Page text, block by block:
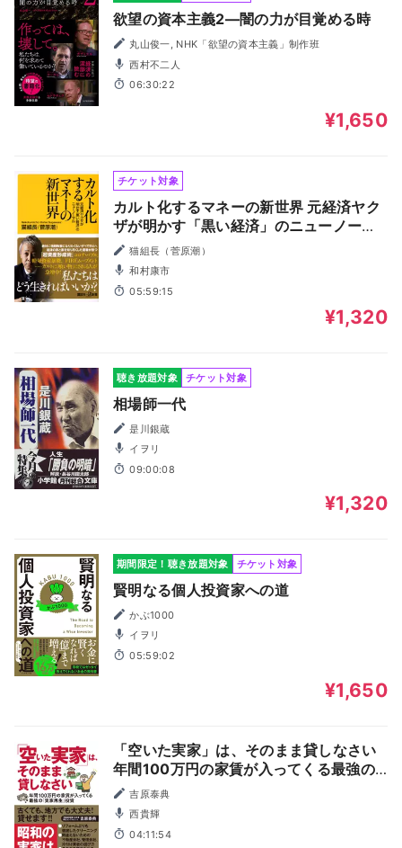
欲望の資本主義2―闇の力が目覚める時
丸山俊一, NHK「欲望の資本主義」制作班
西村不二人
06:30:22
¥1,650
チケット対象
カルト化するマネーの新世界 元経済ヤク
ザが明かす「黒い経済」のニューノーマ
ル 猫組長（菅原潮）
和村康市
05:59:15
¥1,320
聴き放題対象 チケット対象
相場師一代
是川銀蔵
イヲリ
09:00:08
¥1,320
期間限定！聴き放題対象 チケット対象
賢明なる個人投資家への道
かぶ1000
イヲリ
05:59:02
¥1,650
「空いた実家」は、そのまま貸しなさい
年間100万円の家賃が入ってくる最強の
「実家再生」投資
吉原泰典
西貴輝
04:11:54